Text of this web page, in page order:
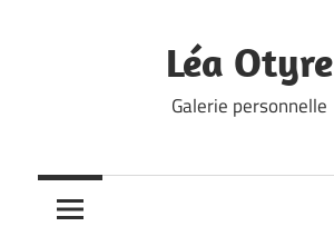
Léa Otyre
Galerie personnelle